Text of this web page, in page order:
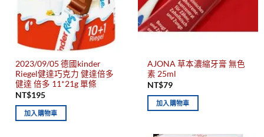
2023/09/05 德國kinder
Riegel健達巧克力 健達倍多
健達 倍多 11*21g 單條
NT$195
加入購物車
AJONA 草本濃縮牙膏 無色
素 25ml
NT$79
加入購物車